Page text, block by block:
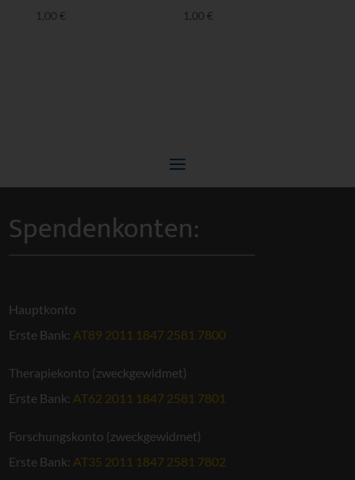
1,00 € 1,00 €
Spendenkonten:
Hauptkonto
Erste Bank: AT89 2011 1847 2581 7800
Therapiekonto (zweckgewidmet)
Erste Bank: AT62 2011 1847 2581 7801
Forschungskonto (zweckgewidmet)
Erste Bank: AT35 2011 1847 2581 7802